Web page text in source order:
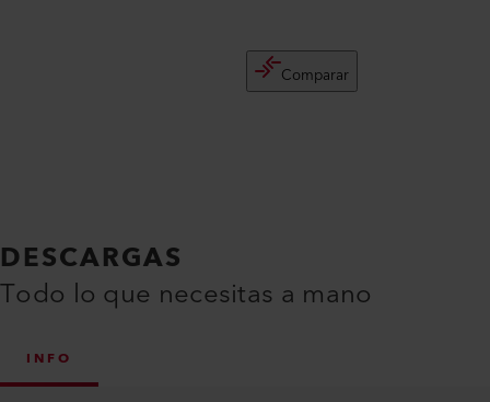
Comparar
DESCARGAS
Todo lo que necesitas a mano
INFO